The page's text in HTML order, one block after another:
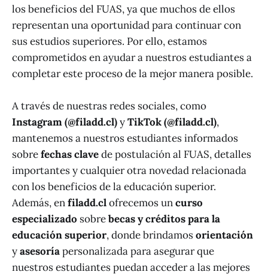
los beneficios del FUAS, ya que muchos de ellos
representan una oportunidad para continuar con
sus estudios superiores. Por ello, estamos
comprometidos en ayudar a nuestros estudiantes a
completar este proceso de la mejor manera posible.
A través de nuestras redes sociales, como
Instagram (@filadd.cl)yTikTok (@filadd.cl),
mantenemos a nuestros estudiantes informados
sobrefechas clavede postulación al FUAS, detalles
importantes y cualquier otra novedad relacionada
con los beneficios de la educación superior.
Además, enfiladd.clofrecemos uncurso
especializado sobrebecas y créditos para la
educación superior, donde brindamosorientación
yasesoríapersonalizada para asegurar que
nuestros estudiantes puedan acceder a las mejores